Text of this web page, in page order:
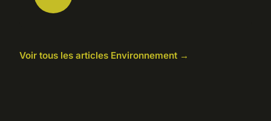
Voir tous les articles Environnement →